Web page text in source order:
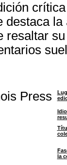
destaca
resaltar
Press
la